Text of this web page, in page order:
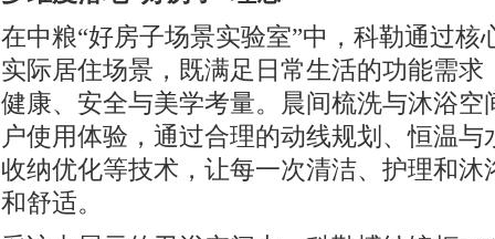
在中粮“好房子场景实验室”中，科勒通过核
实际居住场景，既满足日常生活的功能需求
健康、安全与美学考量。晨间梳洗与沐浴空
户使用体验，通过合理的动线规划、恒温
收纳优化等技术，让每一次清洁、护理和沐
和舒适。